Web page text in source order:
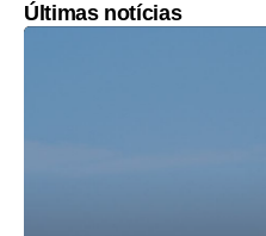
Últimas notícias